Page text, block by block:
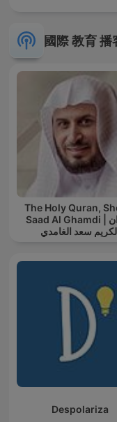
國際 教育 播
The Holy Quran,
Saad Al Ghamdi | القران
سعد الغامدي
Despolariza